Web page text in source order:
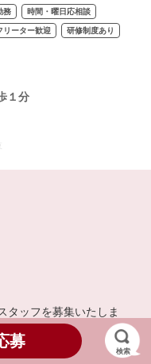
務 時間・曜日応相談
リーター歓迎 研修制度あり
１分
タッフを募集いたしま
募
検索